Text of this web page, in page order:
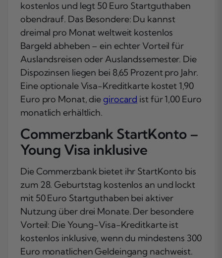
kostenlos und legt 50 Euro Startguthaben
obendrauf. Das Besondere: Du kannst
dreimal pro Monat weltweit kostenlos
Bargeld abheben – ein echter Vorteil für
Auslandsreisen oder Auslandssemester. Die
Dispozinsen liegen bei 8,65 Prozent pro Jahr.
Eine optionale Visa-Kreditkarte kostet 1,90
Euro pro Monat, diegirocard ist für 1,00 Euro
monatlich erhältlich.
Commerzbank StartKonto –
Young Visa inklusive
Die Commerzbank bietet ihr StartKonto bis
zum 28. Geburtstag kostenlos an und lockt
mit 50 Euro Startguthaben bei aktiver
Nutzung über drei Monate. Der besondere
Vorteil: Die Young-Visa-Kreditkarte ist
kostenlos inklusive, wenn du mindestens 300
Euro monatlichen Geldeingang nachweist.